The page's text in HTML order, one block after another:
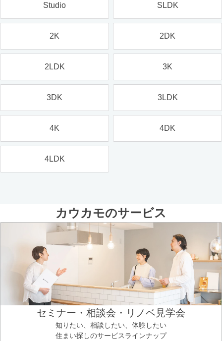
Studio SLDK
2K 2DK
2LDK 3K
3DK 3LDK
4K 4DK
4LDK
カウカモのサービス
セミナー・相談会・リノベ見学会
知りたい、相談したい、体験したい
住まい探しのサービスラインナップ